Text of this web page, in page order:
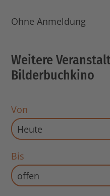
Ohne Anmeldung
Weitere
Bilderbuchkino
Von
Bis